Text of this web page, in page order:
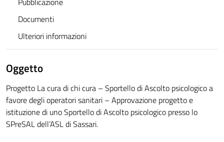
Documenti
Ulteriori informazioni
Oggetto
Progetto La cura di chi cura – Sportello di Ascolto psicologico a
favore degli operatori sanitari – Approvazione progetto e
istituzione di uno Sportello di Ascolto psicologico presso lo
SPreSAL dell’ASL di Sassari.